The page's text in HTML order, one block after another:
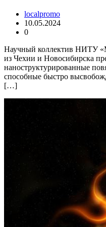
localpromo
10.05.2024
0
Научный коллектив НИТУ
из Чехии и Новосибирска
наноструктурированные
способные быстро
[…]